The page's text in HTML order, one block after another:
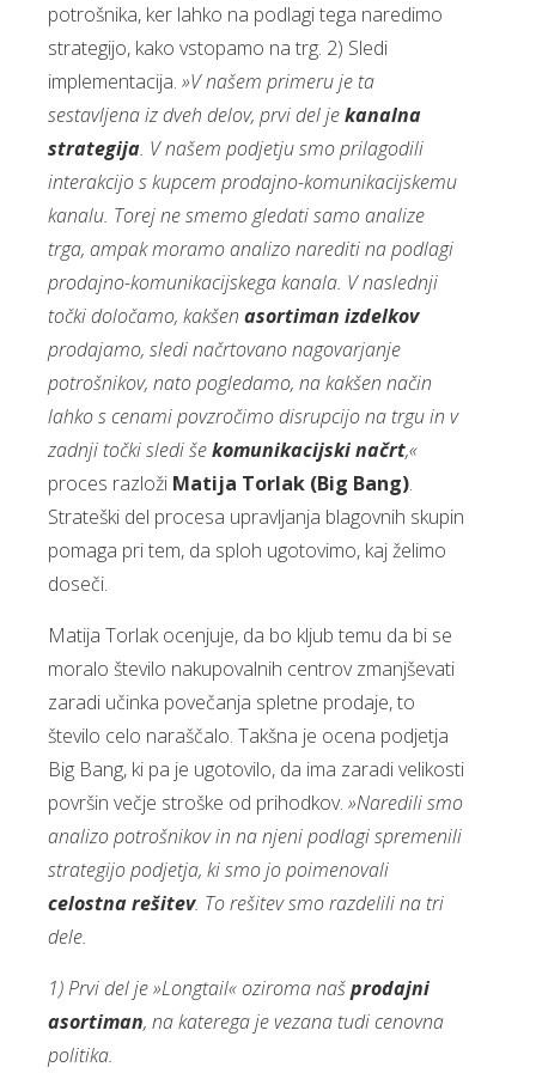
potrošnika, ker lahko na podlagi tega naredimo
strategijo, kako vstopamo na trg. 2) Sledi
implementacija. »V našem primeru je ta
sestavljena iz dveh delov, prvi del jekanalna
strategija. V našem podjetju smo prilagodili
interakcijo s kupcem prodajno-komunikacijskemu
kanalu. Torej ne smemo gledati samo analize
trga, ampak moramo analizo narediti na podlagi
prodajno-komunikacijskega kanala. V naslednji
točki določamo, kakšen asortiman izdelkov
prodajamo, sledi načrtovano nagovarjanje
potrošnikov, nato pogledamo, na kakšen način
lahko s cenami povzročimo disrupcijo na trgu in v
zadnji točki sledi šekomunikacijski načrt,«
proces razloži Matija Torlak (Big Bang).
Strateški del procesa upravljanja blagovnih skupin
pomaga pri tem, da sploh ugotovimo, kaj želimo
doseči.
Matija Torlak ocenjuje, da bo kljub temu da bi se
moralo število nakupovalnih centrov zmanjševati
zaradi učinka povečanja spletne prodaje, to
število celo naraščalo. Takšna je ocena podjetja
Big Bang, ki pa je ugotovilo, da ima zaradi velikosti
površin večje stroške od prihodkov. »Naredili smo
analizo potrošnikov in na njeni podlagi spremenili
strategijo podjetja, ki smo jo poimenovali
celostna rešitev. To rešitev smo razdelili na tri
dele.
1) Prvi del je »Longtail« oziroma našprodajni
asortiman, na katerega je vezana tudi cenovna
politika.